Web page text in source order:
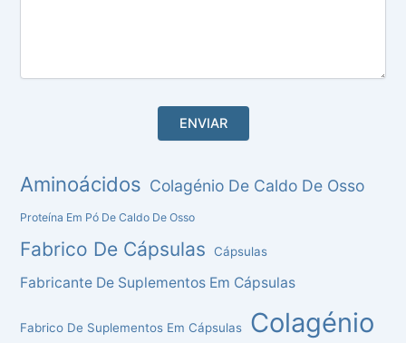
Aminoácidos Colagénio De Caldo De Osso
Proteína Em Pó De Caldo De Osso
Fabrico De Cápsulas Cápsulas
Fabricante De Suplementos Em Cápsulas
Fabrico De Suplementos Em Cápsulas Colagénio